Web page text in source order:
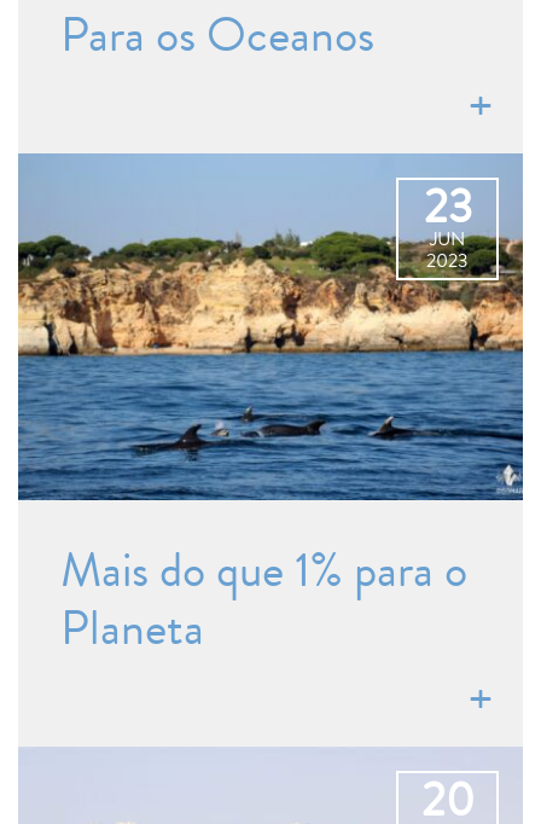
Para os Oceanos
23
JUN
2023
Mais do que 1% para o
Planeta
20